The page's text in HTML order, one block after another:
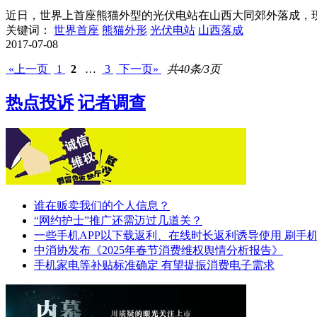
近日，世界上首座熊猫外型的光伏电站在山西大同郊外落成，
关键词： 世界首座 熊猫外形 光伏电站 山西落成
2017-07-08
«上一页 1 2 … 3 下一页» 共40条/3页
热点投诉 记者调查
谁在贩卖我们的个人信息？
“网约护士”推广还需迈过几道关？
一些手机APP以下载返利、在线时长返利诱导使用 刷手机
中消协发布《2025年春节消费维权舆情分析报告》
手机家电等补贴标准确定 有望提振消费电子需求